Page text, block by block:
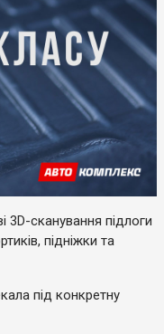
сканування підлоги
підніжки та
під конкретну